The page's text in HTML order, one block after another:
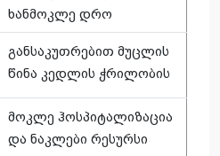
ხანმოკლე დრო
განსაკუთრებით მუცლის
წინა კედლის ჭრილობის
მოკლე ჰოსპიტალიზაცია
და ნაკლები რესურსი